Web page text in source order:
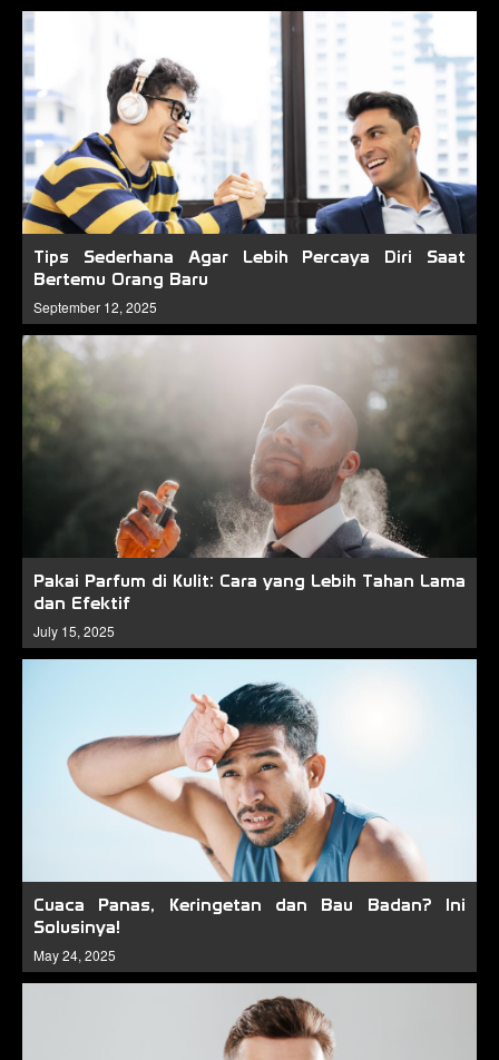
Tips Sederhana Agar Lebih Percaya Diri Saat
Bertemu Orang Baru
September 12, 2025
Pakai Parfum di Kulit: Cara yang Lebih Tahan Lama
dan Efektif
July 15, 2025
Cuaca Panas, Keringetan dan Bau Badan? Ini
Solusinya!
May 24, 2025